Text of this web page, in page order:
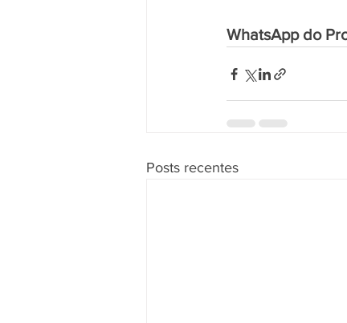
WhatsApp do
Posts recentes